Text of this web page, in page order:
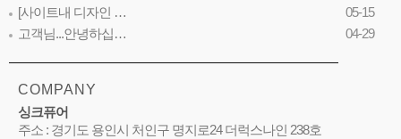
[사이트내 디자인 …
05-15
고객님...안녕하십…
04-29
COMPANY
싱크퓨어
주소 : 경기도 용인시 처인구 명지로24 더럭스나인 238호